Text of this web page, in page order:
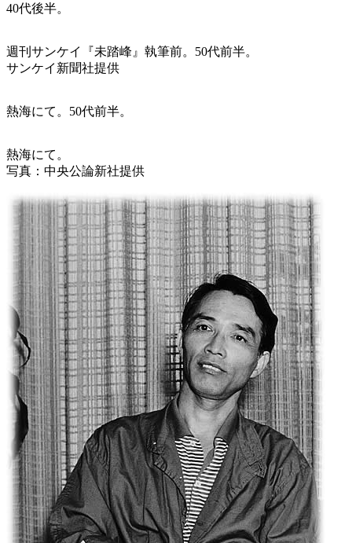
40代後半。
週刊サンケイ『未踏峰』執筆前。50代前半。
サンケイ新聞社提供
熱海にて。50代前半。
熱海にて。
写真：中央公論新社提供